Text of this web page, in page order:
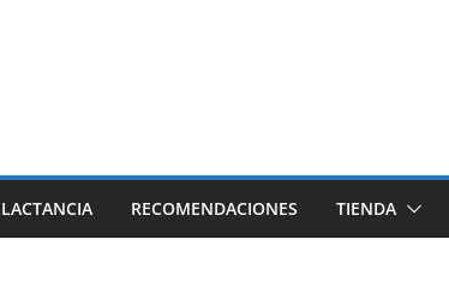
LACTANCIA RECOMENDACIONES TIENDA